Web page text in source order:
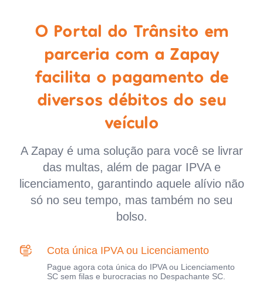
O Portal do Trânsito em
parceria com a Zapay
facilita o pagamento de
diversos débitos do seu
veículo
A Zapay é uma solução para você se livrar
das multas, além de pagar IPVA e
licenciamento, garantindo aquele alívio não
só no seu tempo, mas também no seu
bolso.
Cota única IPVA ou Licenciamento
Pague agora cota única do IPVA ou Licenciamento
SC sem filas e burocracias no Despachante SC.